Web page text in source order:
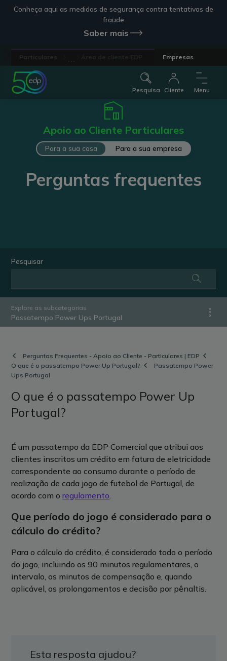
Conheça aqui as medidas de segurança contra tentativas de
fraude
Saber mais
Empresas
Pesquisa Cliente Menu
Apoio ao Cliente Particulares
Para a sua casa Para a sua empresa
Perguntas frequentes
Pesquisar
Explore as subcategorias
Passatempo Power Ups Portugal
Perguntas Frequentes - Apoio ao Cliente - Particulares | EDP
O que é o passatempo Power Up Portugal?
Passatempo Power
Ups Portugal
O que é o passatempo Power Up
Portugal?
É um passatempo da EDP Comercial que atribui aos
clientes inscritos um crédito em fatura de eletricidade
correspondente ao consumo durante o período de
realização de cada jogo de futebol de Portugal, de
acordo com oregulamento.
Que período do jogo é considerado para o
cálculo do crédito?
Para o cálculo do crédito, é considerado todo o período
do jogo, incluindo os 90 minutos regulamentares, o
intervalo, os minutos de compensação e, quando
aplicável, os prolongamentos e decisão por pênaltis.
Esta resposta ajudou?